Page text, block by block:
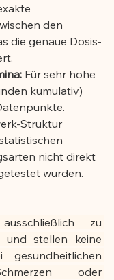
den
die genaue Dosis-
Für sehr hohe
kumulativ)
Struktur
nicht direkt
wurden.
zu
und stellen keine
oder